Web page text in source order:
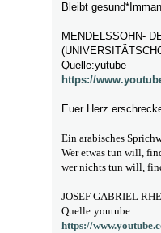
Bleibt
MENDELSSOHN-
Quelle:yutube
https://
Euer Herz
Ein arabisches
Wer etwas tun will,
wer nichts tun will,
JOSEF GABRIEL
Quelle:youtube
https://